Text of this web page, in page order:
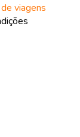
viagens